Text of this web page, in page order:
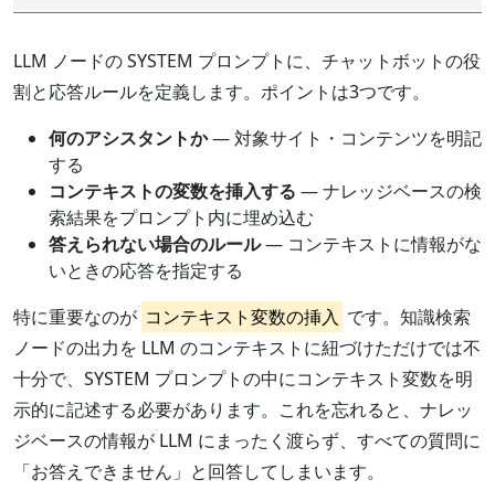
LLM ノードの SYSTEM プロンプトに、チャットボットの役
割と応答ルールを定義します。ポイントは3つです。
何のアシスタントか— 対象サイト・コンテンツを明記
する
コンテキストの変数を挿入する — ナレッジベースの検
索結果をプロンプト内に埋め込む
答えられない場合のルール— コンテキストに情報がな
いときの応答を指定する
特に重要なのが コンテキスト変数の挿入 です。知識検索
ノードの出力を LLM のコンテキストに紐づけただけでは不
十分で、SYSTEM プロンプトの中にコンテキスト変数を明
示的に記述する必要があります。これを忘れると、ナレッ
ジベースの情報が LLM にまったく渡らず、すべての質問に
「お答えできません」と回答してしまいます。